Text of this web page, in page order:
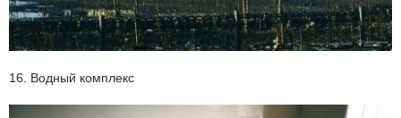
16. Водный комплекс